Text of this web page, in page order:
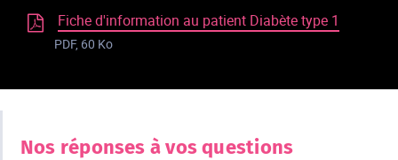
Fiche d'information au patient Diabète type 1
PDF, 60 Ko
Nos réponses à vos questions